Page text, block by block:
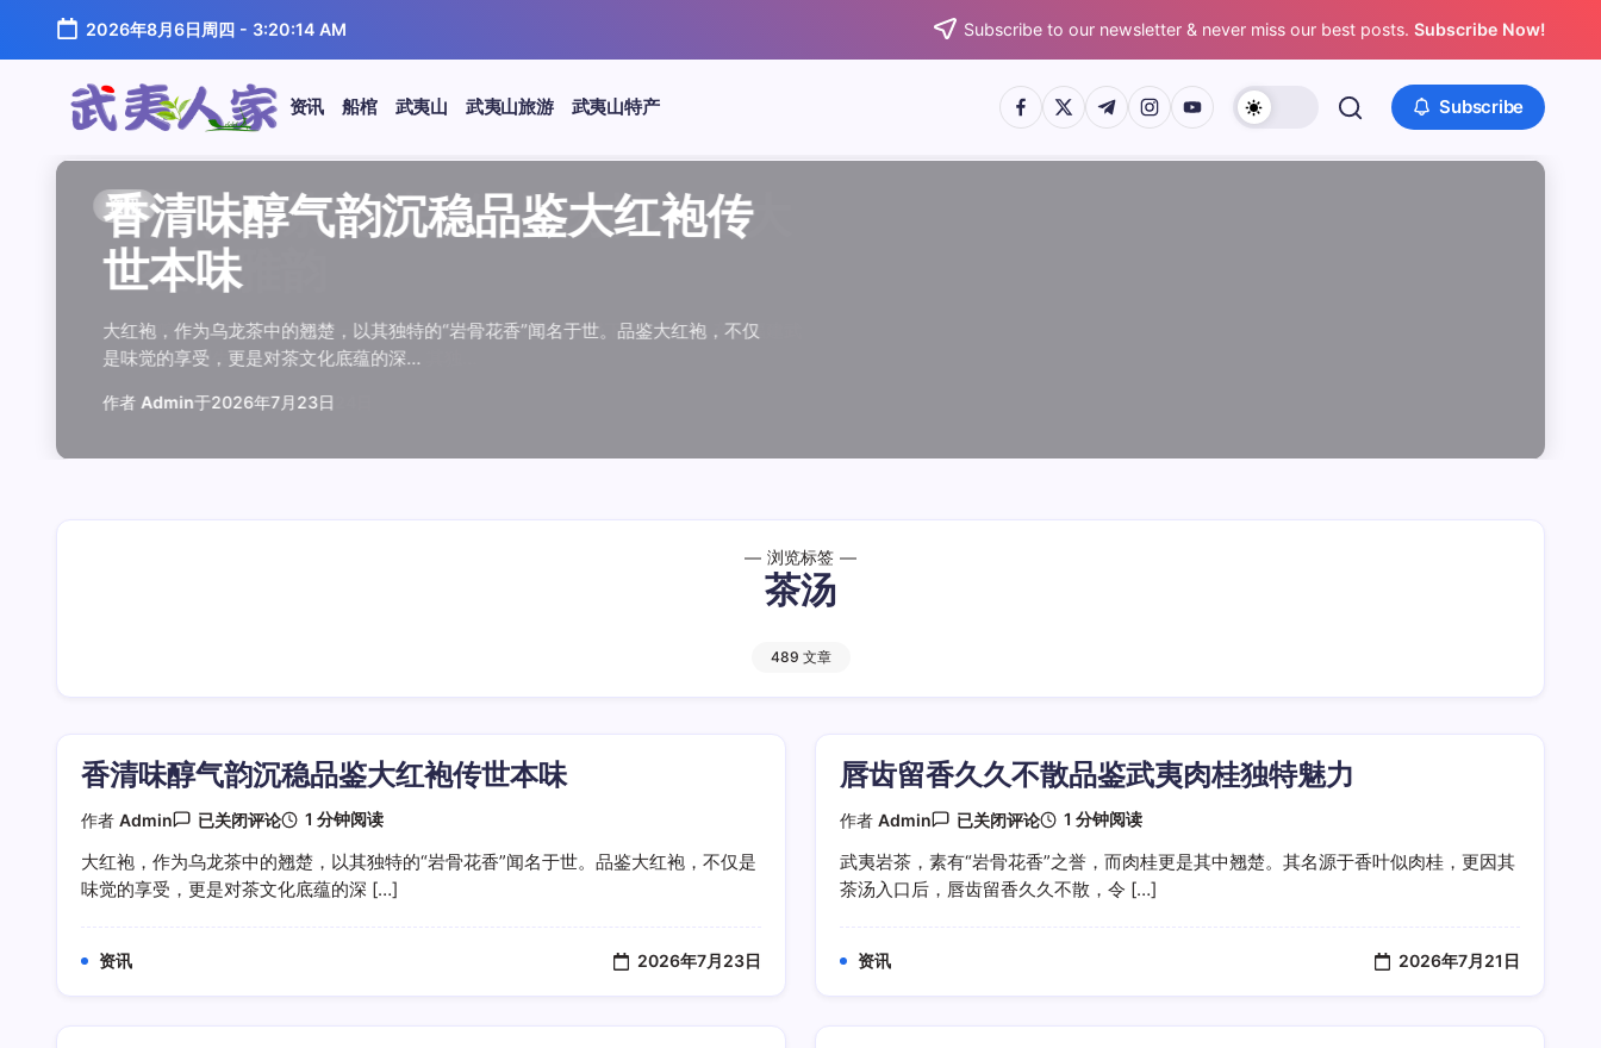
正
2026年8月6日周四- 3:20:15 AM Subscribe to our newsletter & never miss our best posts. Subscribe Now!
武
夷
资讯 船棺 武夷山 武夷山旅游 武夷山特产 https://www.facebook.com/
https://twitter.com/
https://t.me/
https://www.instagram.com/
https://youtube.com/ Subscribe
资讯
闲煮岩茶慢时光细品肉桂水仙大
红袍雅韵
在喧嚣的都市生活中，寻一处静谧，煮一壶岩茶，让时光慢下来。岩茶，产自福建武
夷山，因生长在岩石缝隙中而得名，其独…
作者 Admin于2026年7月24日
资讯
香清味醇气韵沉稳品鉴大红袍传
世本味
大红袍，作为乌龙茶中的翘楚，以其独特的“岩骨花香”闻名于世。品鉴大红袍，不仅
是味觉的享受，更是对茶文化底蕴的深…
作者 Admin于2026年7月23日
资讯
汤水顺滑底蕴绵长品鉴武夷水仙
温润质感
武夷水仙，作为乌龙茶中的经典品种，以其汤水顺滑、底蕴绵长而备受茶客青睐。品
鉴这款茶，仿佛在品味一段悠长的岁月，…
作者 Admin于2026年7月22日
资讯
唇齿留香久久不散品鉴武夷肉桂
独特魅力
武夷岩茶，素有“岩骨花香”之誉，而肉桂更是其中翘楚。其名源于香叶似肉桂，更因
其茶汤入口后，唇齿留香久久不散，令…
作者 Admin于2026年7月21日
资讯
岩韵浓淡各不同三款经典岩茶对
比品鉴
岩茶，作为乌龙茶中的瑰宝，以其独特的“岩韵”闻名于世。所谓岩韵，是茶叶在武夷
山丹霞地貌中吸收岩石矿物精华后形成…
作者 Admin于2026年7月20日
资讯
观汤色赏叶底全面品鉴肉桂水仙
大红袍
品鉴武夷岩茶，观汤色与赏叶底是关键环节。肉桂、水仙、大红袍作为岩茶代表，其
汤色与叶底各具特色，折射出工艺与山场…
作者 Admin于2026年7月19日
资讯
闲煮岩茶慢时光细品肉桂水仙大
红袍雅韵
在喧嚣的都市生活中，寻一处静谧，煮一壶岩茶，让时光慢下来。岩茶，产自福建武
夷山，因生长在岩石缝隙中而得名，其独…
作者 Admin于2026年7月24日
资讯
香清味醇气韵沉稳品鉴大红袍传
世本味
大红袍，作为乌龙茶中的翘楚，以其独特的“岩骨花香”闻名于世。品鉴大红袍，不仅
是味觉的享受，更是对茶文化底蕴的深…
作者 Admin于2026年7月23日
汤水顺滑底蕴绵长品鉴武夷水仙
温润质感
武夷水仙，作为乌龙茶中的经典品种，以其汤水顺滑、底蕴绵长而备受茶客青睐。品
鉴这款茶，仿佛在品味一段悠长的岁月，…
Admin于2026年7月22日
唇齿留香久久不散品鉴武夷肉桂
独特魅力
武夷岩茶，素有“岩骨花香”之誉，而肉桂更是其中翘楚。其名源于香叶似肉桂，更因
其茶汤入口后，唇齿留香久久不散，令…
Admin于2026年7月21日
岩韵浓淡各不同三款经典岩茶对
比品鉴
岩茶，作为乌龙茶中的瑰宝，以其独特的“岩韵”闻名于世。所谓岩韵，是茶叶在武夷
山丹霞地貌中吸收岩石矿物精华后形成…
Admin于2026年7月20日
观汤色赏叶底全面品鉴肉桂水仙
大红袍
品鉴武夷岩茶，观汤色与赏叶底是关键环节。肉桂、水仙、大红袍作为岩茶代表，其
汤色与叶底各具特色，折射出工艺与山场…
Admin于2026年7月19日
闲煮岩茶慢时光细品肉桂水仙大
红袍雅韵
在喧嚣的都市生活中，寻一处静谧，煮一壶岩茶，让时光慢下来。岩茶，产自福建武
夷山，因生长在岩石缝隙中而得名，其独…
Admin于2026年7月24日
香清味醇气韵沉稳品鉴大红袍传
世本味
大红袍，作为乌龙茶中的翘楚，以其独特的“岩骨花香”闻名于世。品鉴大红袍，不仅
是味觉的享受，更是对茶文化底蕴的深…
Admin于2026年7月23日
汤水顺滑底蕴绵长品鉴武夷水仙
温润质感
武夷水仙，作为乌龙茶中的经典品种，以其汤水顺滑、底蕴绵长而备受茶客青睐。品
鉴这款茶，仿佛在品味一段悠长的岁月，…
Admin于2026年7月22日
唇齿留香久久不散品鉴武夷肉桂
独特魅力
武夷岩茶，素有“岩骨花香”之誉，而肉桂更是其中翘楚。其名源于香叶似肉桂，更因
其茶汤入口后，唇齿留香久久不散，令…
Admin于2026年7月21日
岩韵浓淡各不同三款经典岩茶对
比品鉴
岩茶，作为乌龙茶中的瑰宝，以其独特的“岩韵”闻名于世。所谓岩韵，是茶叶在武夷
山丹霞地貌中吸收岩石矿物精华后形成…
Admin于2026年7月20日
观汤色赏叶底全面品鉴肉桂水仙
大红袍
品鉴武夷岩茶，观汤色与赏叶底是关键环节。肉桂、水仙、大红袍作为岩茶代表，其
汤色与叶底各具特色，折射出工艺与山场…
Admin于2026年7月19日
浏览标签
茶汤
489 文章
香清味醇气韵沉稳品鉴大红袍传世本味
作者 Admin
香
味
醇
气
已关闭评论 1 分钟阅读
大红袍，作为乌龙茶中的翘楚，以其独特的“岩骨花香”闻名于世。品鉴大红袍，不仅是
味觉的享受，更是对茶文化底蕴的深 […]
资讯 2026年7月23日
唇齿留香久久不散品鉴武夷肉桂独特魅力
作者 Admin
唇
留
香
久
已关闭评论 1 分钟阅读
武夷岩茶，素有“岩骨花香”之誉，而肉桂更是其中翘楚。其名源于香叶似肉桂，更因其
茶汤入口后，唇齿留香久久不散，令 […]
资讯 2026年7月21日